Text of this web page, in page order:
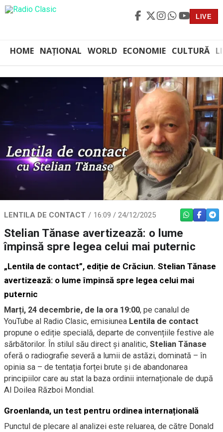
LIVE
HOME NAȚIONAL WORLD ECONOMIE CULTURĂ
LENTILA DE CONTACT 16:09 / 24/12/2025 WHATSAPP
Stelian Tănase avertizează: o lume
împinsă spre legea celui mai puternic
„Lentila de contact”, ediție de Crăciun. Stelian Tănase
avertizează: o lume împinsă spre legea celui mai
puternic
Marți, 24 decembrie, de la ora 19:00, pe canalul de
YouTube al Radio Clasic, emisiunea Lentila de contact
propune o ediție specială, departe de convențiile festive ale
sărbătorilor. În stilul său direct și analitic, Stelian Tănase
oferă o radiografie severă a lumii de astăzi, dominată – în
opinia sa – de tentația forței brute și de abandonarea
principiilor care au stat la baza ordinii internaționale de după
Al Doilea Război Mondial.
Groenlanda, un test pentru ordinea internațională
Punctul de plecare al analizei este reluarea, de către Donald